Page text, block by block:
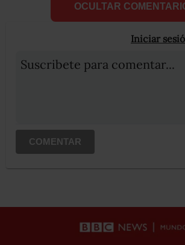
OCULTAR
Iniciar
Suscribete para comentar...
COMENTAR